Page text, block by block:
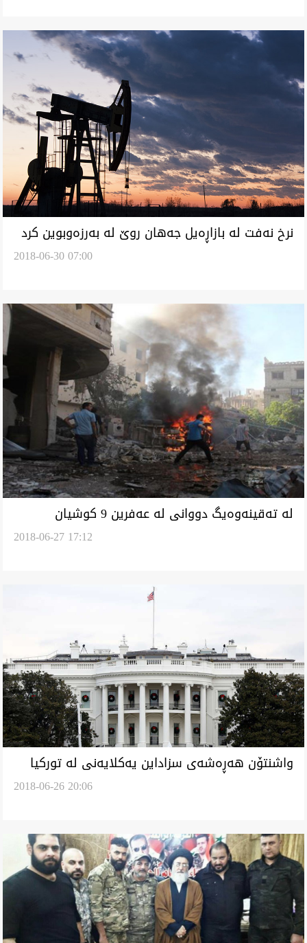
نرخ نه‌فت له‌ بازاڕه‌يل جه‌هان روێ له‌ به‌رزه‌وبوين كرد
2018-06-30 07:00
له‌ ته‌قينه‌وه‌يگ دووانى له‌ عه‌فرين 9 كوشيان
2018-06-27 17:12
واشنتۆن هه‌ڕه‌شه‌ى سزاداين يه‌كلايه‌نى له‌ توركيا
2018-06-26 20:06